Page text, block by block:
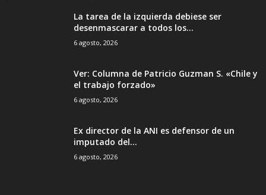
La tarea de la izquierda debiese ser
desenmascarar a todos los...
6 agosto, 2026
Ver: Columna de Patricio Guzman S. «Chile y
el trabajo forzado»
6 agosto, 2026
Ex director de la ANI es defensor de un
imputado del...
6 agosto, 2026